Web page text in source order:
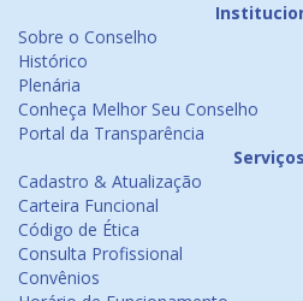
Sobre o Conselho
Histórico
Plenária
Conheça Melhor Seu Conselho
Portal da Transparência
Serviços
Cadastro & Atualização
Carteira Funcional
Código de Ética
Consulta Profissional
Convênios